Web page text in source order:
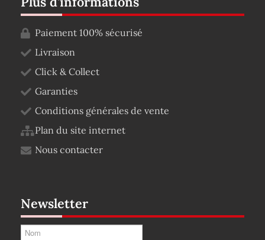
Paiement 100% sécurisé
Livraison
Click & Collect
Garanties
Conditions générales de vente
Plan du site internet
Nous contacter
Newsletter